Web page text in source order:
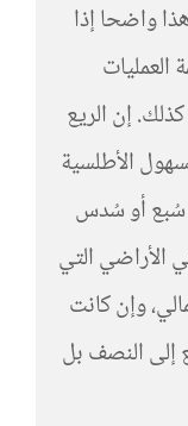
واضحا إذا
العمليات
إن الريع
الأطلسية
سُبع أو سُدس
الأراضي التي
وإن كانت
إلى النصف بل